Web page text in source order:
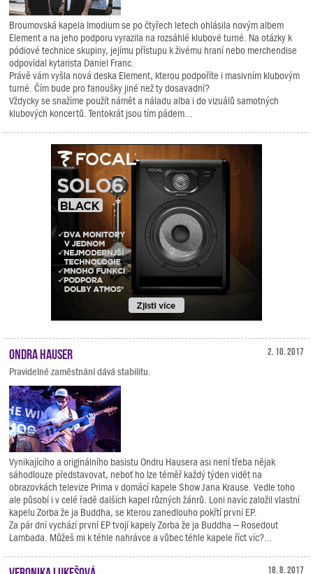
Broumovská kapela Imodium se po čtyřech letech ohlásila novým albem
Element a na jeho podporu vyrazila na rozsáhlé klubové turné. Na otázky k
pódiové technice skupiny, jejímu přístupu k živému hraní nebo merchendise
odpovídal kytarista Daniel Franc.
Právě vám vyšla nová deska Element, kterou podpoříte i masivním klubovým
turné. Čím bude pro fanoušky jiné než ty dosavadní?
Vždycky se snažíme použít námět a náladu alba i do vizuálů samotných
klubových koncertů. Tentokrát jsou tím pádem...
2. 10. 2017
Ondra Hauser
Pravidelné zaměstnání dává stabilitu.
Vynikajícího a originálního basistu Ondru Hausera asi není třeba nějak
sáhodlouze představovat, neboť ho lze téměř každý týden vidět na
obrazovkách televize Prima v domácí kapele Show Jana Krause. Vedle toho
ale působí i v celé řadě dalších kapel různých žánrů. Loni navíc založil vlastní
kapelu Zorba že ja Buddha, se kterou zanedlouho pokřtí první EP.
Za pár dní vychází první EP tvojí kapely Zorba že ja Buddha – Rosedout
Lambada. Můžeš mi k téhle nahrávce a vůbec téhle kapele říct víc?...
18. 8. 2017
Veronika Lukešová